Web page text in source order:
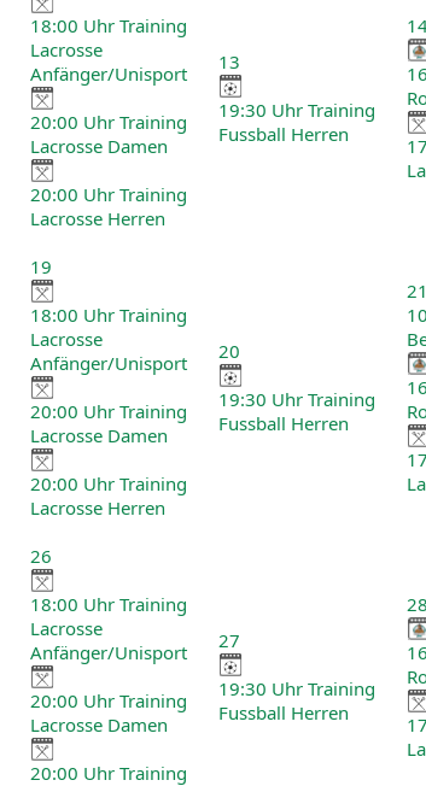
18:00 Uhr Training
Lacrosse
Anfänger/Unisport
20:00 Uhr Training
Lacrosse Damen
20:00 Uhr Training
Lacrosse Herren
13
19:30 Uhr Training
Fussball Herren
19
18:00 Uhr Training
Lacrosse
Anfänger/Unisport
20:00 Uhr Training
Lacrosse Damen
20:00 Uhr Training
Lacrosse Herren
20
19:30 Uhr Training
Fussball Herren
21
26
18:00 Uhr Training
Lacrosse
Anfänger/Unisport
20:00 Uhr Training
Lacrosse Damen
20:00 Uhr Training
27
19:30 Uhr Training
Fussball Herren
28